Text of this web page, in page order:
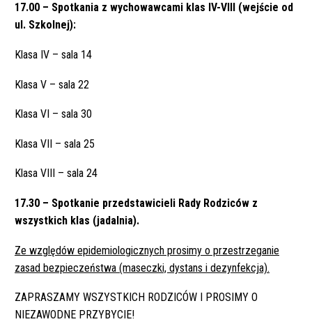
17.00 – Spotkania z wychowawcami klas IV-VIII (wejście od
ul. Szkolnej):
Klasa IV – sala 14
Klasa V – sala 22
Klasa VI – sala 30
Klasa VII – sala 25
Klasa VIII – sala 24
17.30 – Spotkanie przedstawicieli Rady Rodziców z
wszystkich klas (jadalnia).
Ze względów epidemiologicznych prosimy o przestrzeganie
zasad bezpieczeństwa (maseczki, dystans i dezynfekcja).
ZAPRASZAMY WSZYSTKICH RODZICÓW I PROSIMY O
NIEZAWODNE PRZYBYCIE!